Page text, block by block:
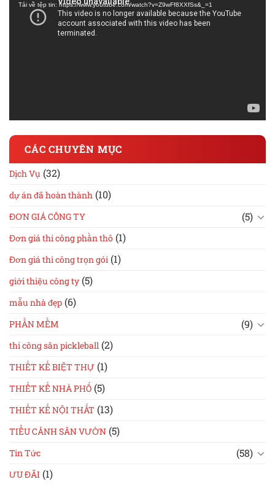
Video
Tải về tệp tin: https://www.youtube.com/watch?v=Z9wFf8XXfSs&_=1
CÁC CHUYÊN MỤC
Dịch Vụ (32)
dự án đã hoàn thành (10)
ĐƠN GIÁ CÔNG TY (5)
Đơn giá thi công phần thô (1)
Đơn giá thi công trọn gói (1)
giới thiệu công ty (5)
mẫu nhà đẹp (6)
PHẦN MỀM (9)
thi công sân pickleball (2)
THIẾT KẾ BIỆT THỰ (1)
THIẾT KẾ NHÀ PHỐ (5)
THIẾT KẾ NỘI THẤT (13)
TIỂU CẢNH SÂN VƯỜN (5)
Tin Tức (58)
ƯU ĐÃI (1)